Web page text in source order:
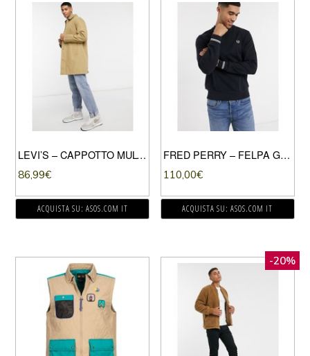
LEVI’S – CAPPOTTO MULTITASCHE LUNGO-MARRONE
86,99€
ACQUISTA SU: ASOS.COM IT
FRED PERRY – FELPA GIROCOLLO CON BORDINI DOPPI A CONTRASTO BLU NAVY
110,00€
ACQUISTA SU: ASOS.COM IT
-20%